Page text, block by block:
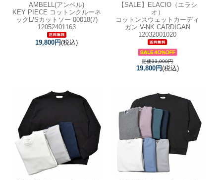
AMBELL(アンベル)
KEY PIECE コットンクルーネ
ックL/Sカットソー 00018(7)
12052401163
19,800円(税込)
【SALE】
ELACIO（エラシ
オ）
コットンスウェットカーディ
ガン V-NK CARDIGAN
12032001020
定価33,000円
19,800円(税込)